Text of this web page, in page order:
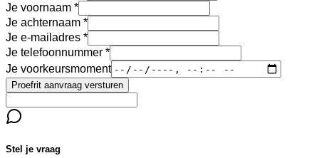
Je voornaam
Je achternaam
Je e-mailadres
Je telefoonnummer
Je voorkeursmoment
Proefrit aanvraag versturen
Stel je vraag